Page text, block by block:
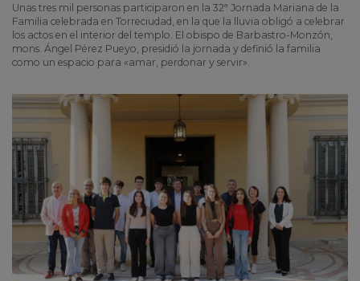
Unas tres mil personas participaron en la 32ª Jornada Mariana de la
Familia celebrada en Torreciudad, en la que la lluvia obligó a celebrar
los actos en el interior del templo. El obispo de Barbastro-Monzón,
mons. Ángel Pérez Pueyo, presidió la jornada y definió la familia
como un espacio para «amar, perdonar y servir».